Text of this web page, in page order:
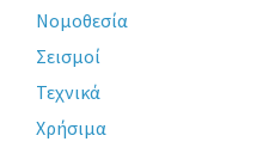
Νομοθεσία
Σεισμοί
Τεχνικά
Χρήσιμα